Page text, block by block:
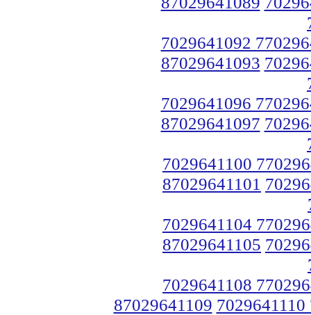
7029641092
87029641093
7029641096
87029641097
7029641100
87029641101
7029641104
87029641105
7029641108
87029641109